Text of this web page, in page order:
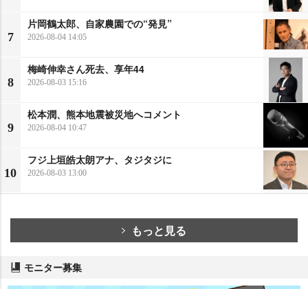
7
片岡鶴太郎、自家農園での“発見”
2026-08-04 14:05
8
梅崎伸幸さん死去、享年44
2026-08-03 15:16
9
松本潤、熊本地震被災地へコメント
2026-08-04 10:47
10
フジ上垣皓太朗アナ、タジタジに
2026-08-03 13:00
もっと見る
モニター募集